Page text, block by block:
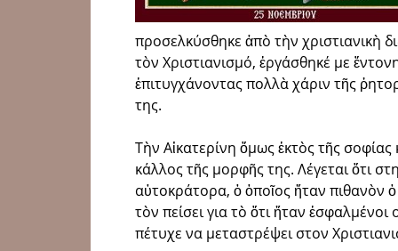
προσελκύσθηκε ἀπὸ τὴν χριστιανικὴ
τὸν Χριστιανισμό, ἐργάσθηκέ με
ἐπιτυγχάνοντας πολλὰ χάριν τῆς
της.
Τὴν Αἰκατερίνη ὅμως ἐκτὸς τῆς
κάλλος τῆς μορφῆς της. Λέγεται ὅτι
αὐτοκράτορα, ὁ ὁποῖος ἤταν πιθανὸν
τὸν πείσει για τὸ ὅτι ἤταν
πέτυχε να μεταστρέψει στον